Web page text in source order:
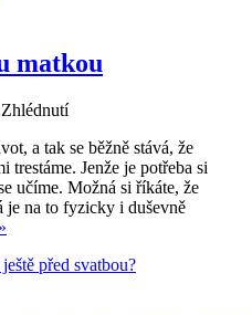
matkou
a tak se běžně stává, že
trestáme. Jenže je potřeba si
učíme. Možná si říkáte, že
je na to fyzicky i duševně